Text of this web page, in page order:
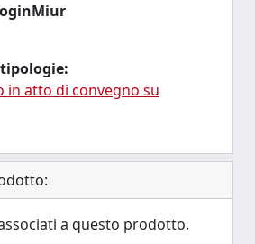
in atto di convegno su
a questo prodotto.